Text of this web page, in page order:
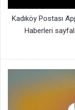
Kadıköy Postası
Haberleri